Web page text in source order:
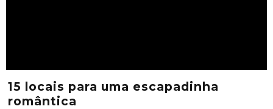
15 locais para uma escapadinha
romântica